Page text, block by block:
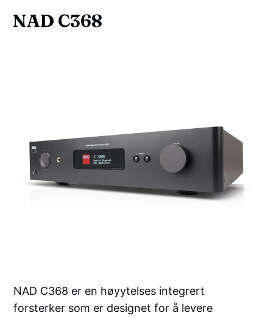
NAD C368
NAD C368 er en høyytelses integrert
forsterker som er designet for å levere